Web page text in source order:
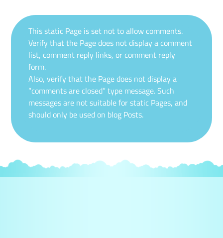
This static Page is set not to allow comments.
Verify that the Page does not display a comment
list, comment reply links, or comment reply
form.
Also, verify that the Page does not display a
“comments are closed” type message. Such
messages are not suitable for static Pages, and
should only be used on blog Posts.